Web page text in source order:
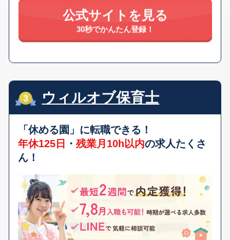
公式サイトを見る
30秒でかんたん登録！
ウィルオブ保育士
「休める園」 に転職できる！
年休125日 ・残業月10h以内の求人たくさ
ん！